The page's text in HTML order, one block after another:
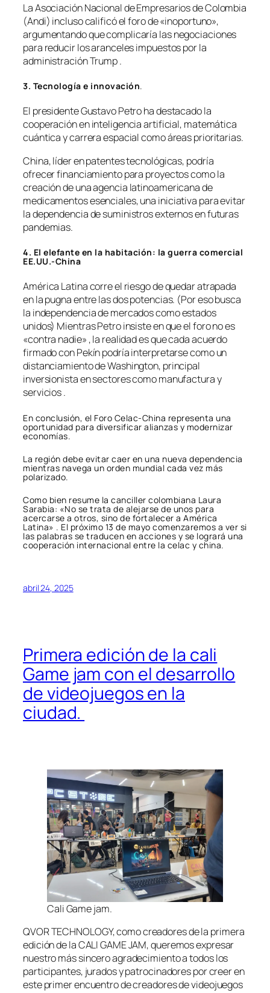
La Asociación Nacional de Empresarios de Colombia
(Andi) incluso calificó el foro de «inoportuno»,
argumentando que complicaría las negociaciones
para reducir los aranceles impuestos por la
administración Trump .
3. Tecnología e innovación.
El presidente Gustavo Petro ha destacado la
cooperación en inteligencia artificial, matemática
cuántica y carrera espacial como áreas prioritarias.
China, líder en patentes tecnológicas, podría
ofrecer financiamiento para proyectos como la
creación de una agencia latinoamericana de
medicamentos esenciales, una iniciativa para evitar
la dependencia de suministros externos en futuras
pandemias.
4. El elefante en la habitación: la guerra comercial
EE.UU.-China
América Latina corre el riesgo de quedar atrapada
en la pugna entre las dos potencias. (Por eso busca
la independencia de mercados como estados
unidos) Mientras Petro insiste en que el foro no es
«contra nadie» , la realidad es que cada acuerdo
firmado con Pekín podría interpretarse como un
distanciamiento de Washington, principal
inversionista en sectores como manufactura y
servicios .
En conclusión, el Foro Celac-China representa una
oportunidad para diversificar alianzas y modernizar
economías.
La región debe evitar caer en una nueva dependencia
mientras navega un orden mundial cada vez más
polarizado.
Como bien resume la canciller colombiana Laura
Sarabia: «No se trata de alejarse de unos para
acercarse a otros, sino de fortalecer a América
Latina» . El próximo 13 de mayo comenzaremos a ver si
las palabras se traducen en acciones y se logrará una
cooperación internacional entre la celac y china.
abril 24, 2025
Primera edición de la cali
Game jam con el desarrollo
de videojuegos en la
ciudad.
Cali Game jam.
QVOR TECHNOLOGY, como creadores de la primera
edición de la CALI GAME JAM, queremos expresar
nuestro más sincero agradecimiento a todos los
participantes, jurados y patrocinadores por creer en
este primer encuentro de creadores de videojuegos